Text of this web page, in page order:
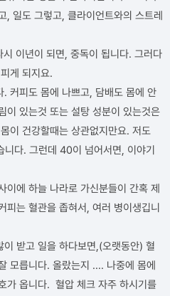
, 일도 그렇고, 클라이언트와의 스트레
이년이 되면, 중독이 됩니다. 그러다
게 되지요.
. 커피도 몸에 나쁘고, 담배도 몸에 안
이 있는것 또는 설탕 성분이 있는것은
이 건강할때는 상관없지만요. 저도
다. 그런데 40이 넘어서면, 이야기
이에 하늘 나라로 가신분들이 간혹 제
피는 혈관을 좁혀서, 여러 병이생깁니
이 받고 일을 하다보면,(오랫동안) 혈
모릅니다. 올랐는지 .... 나중에 몸에
가 옵니다. 혈압 체크 자주 하시기를